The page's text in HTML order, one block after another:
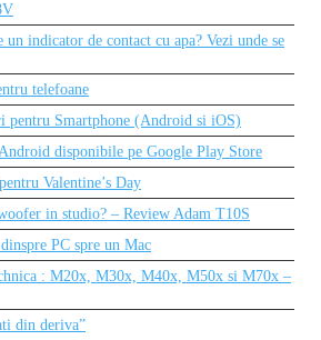
indicator de contact cu apa? Vezi unde se
telefoane
pentru Smartphone (Android si iOS)
disponibile pe Google Play Store
Valentine’s Day
in studio? – Review Adam T10S
PC spre un Mac
: M20x, M30x, M40x, M50x si M70x –
din deriva”